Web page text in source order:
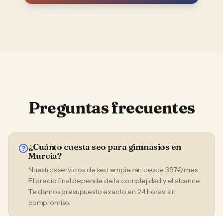
Preguntas frecuentes
¿Cuánto cuesta seo para gimnasios en
Murcia?
Nuestros servicios de seo empiezan desde 397€/mes.
El precio final depende de la complejidad y el alcance.
Te damos presupuesto exacto en 24 horas, sin
compromiso.